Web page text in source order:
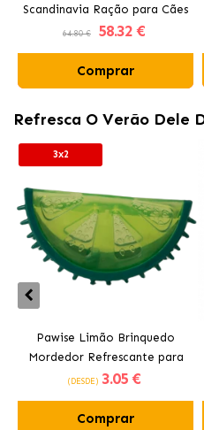
Scandinavia Ração para Cães
Adultos com Salmão
64.80 € 58.32 €
Comprar
Refresca O Verão Dele
3x2
Pawise Limão Brinquedo
Mordedor Refrescante para
Cães 12 cm
(DESDE) 3.05 €
Comprar